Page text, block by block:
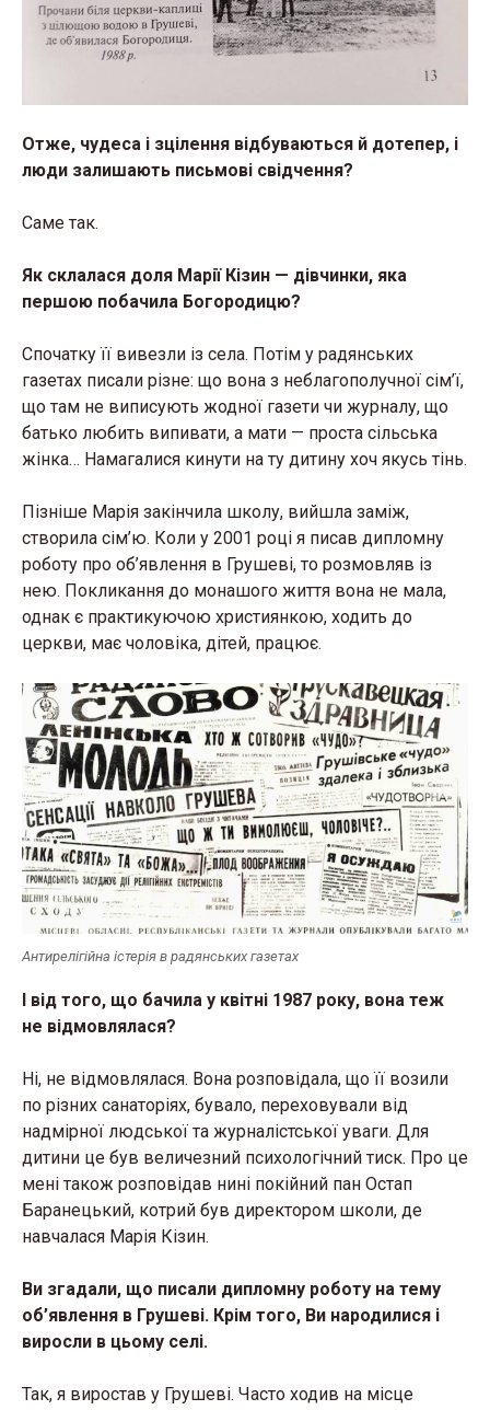
Отже, чудеса і зцілення відбуваються й дотепер, і
люди залишають письмові свідчення?
Саме так.
Як склалася доля Марії Кізин — дівчинки, яка
першою побачила Богородицю?
Спочатку її вивезли із села. Потім у радянських
газетах писали різне: що вона з неблагополучної сім’ї,
що там не виписують жодної газети чи журналу, що
батько любить випивати, а мати — проста сільська
жінка… Намагалися кинути на ту дитину хоч якусь тінь.
Пізніше Марія закінчила школу, вийшла заміж,
створила сім’ю. Коли у 2001 році я писав дипломну
роботу про об’явлення в Грушеві, то розмовляв із
нею. Покликання до монашого життя вона не мала,
однак є практикуючою християнкою, ходить до
церкви, має чоловіка, дітей, працює.
Антирелігійна істерія в радянських газетах
І від того, що бачила у квітні 1987 року, вона теж
не відмовлялася?
Ні, не відмовлялася. Вона розповідала, що її возили
по різних санаторіях, бувало, переховували від
надмірної людської та журналістської уваги. Для
дитини це був величезний психологічний тиск. Про це
мені також розповідав нині покійний пан Остап
Баранецький, котрий був директором школи, де
навчалася Марія Кізин.
Ви згадали, що писали дипломну роботу на тему
об’явлення в Грушеві. Крім того, Ви народилися і
виросли в цьому селі.
Так, я виростав у Грушеві. Часто ходив на місце